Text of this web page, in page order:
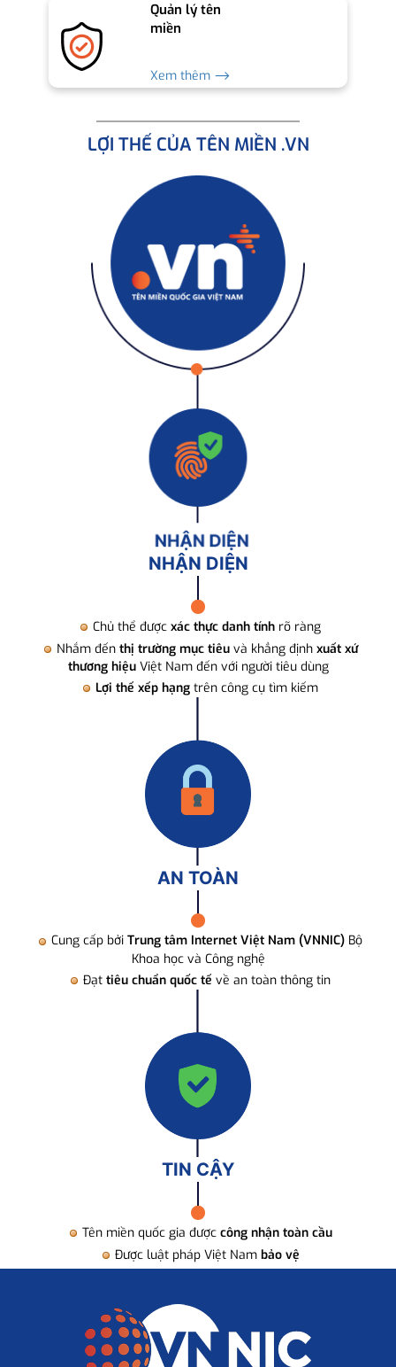
Quản lý tên
miền
Xem thêm ⟶
LỢI THẾ CỦA TÊN MIỀN .VN
NHẬN DIỆN
Chủ thể được xác thực danh tính rõ ràng
Nhắm đến thị trường mục tiêuvà khẳng định xuất xứ
thương hiệuViệt Nam đến với người tiêu dùng
Lợi thế xếp hạng trên công cụ tìm kiếm
AN TOÀN
Cung cấp bởi Trung tâm Internet Việt Nam (VNNIC) Bộ
Khoa học và Công nghệ
Đạt tiêu chuẩn quốc tế về an toàn thông tin
TIN CẬY
Tên miền quốc gia được công nhận toàn cầu
Được luật pháp Việt Nam bảo vệ